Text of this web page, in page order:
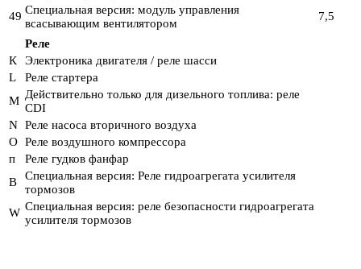
49 Специальная версия: модуль управления
всасывающим вентилятором
7,5
Реле
К
Электроника двигателя / реле шасси
L
Реле стартера
M Действительно только для дизельного топлива: реле
CDI
N Реле насоса вторичного воздуха
О Реле воздушного компрессора
п
Реле гудков фанфар
В
Специальная версия: Реле гидроагрегата усилителя
тормозов
W Специальная версия: реле безопасности гидроагрегата
усилителя тормозов